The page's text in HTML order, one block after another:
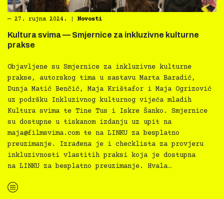
― 27. rujna 2024. Novosti
Kultura svima — Smjernice za inkluzivne kulturne
prakse
Objavljene su Smjernice za inkluzivne kulturne
prakse, autorskog tima u sastavu Marta Baradić,
Dunja Matić Benčić, Maja Krištafor i Maja Ogrizović
uz podršku Inkluzivnog kulturnog vijeća mladih
Kultura svima te Tine Tus i Iskre Šanko. Smjernice
su dostupne u tiskanom izdanju uz upit na
maja@filmsvima.comte na LINKU za besplatno
preuzimanje. Izrađena je i checklista za provjeru
inkluzivnosti vlastitih praksi koja je dostupna
na LINKU za besplatno preuzimanje. Hvala…
“Kultura svima — Smjernice za inkluzivne kulturne prakse”